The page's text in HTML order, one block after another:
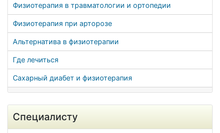
Физиотерапия в травматологии и ортопедии
Физиотерапия при арторозе
Альтернатива в физиотерапии
Где лечиться
Сахарный диабет и физиотерапия
Специалисту